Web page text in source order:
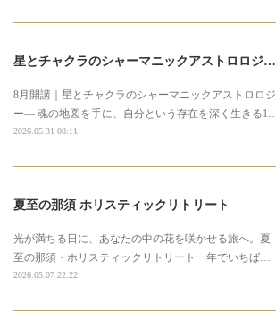
星とチャクラのシャーマニックアストロロジー3期募集のお知らせ
8月開講｜星とチャクラのシャーマニックアストロロジ
ー― 魂の地図を手に、自分という存在を深く生きる1…
2026.05.31 08:11
夏至の那須 ホリスティックリトリート
光が満ちる日に、あなたの中の花を咲かせる旅へ。夏
至の那須・ホリスティックリトリート一年でいちば…
2026.05.07 22:22